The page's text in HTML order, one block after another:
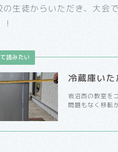
の生徒からいただき、大会
冷蔵庫いた
岩沼西の教室を
問題もなく移転